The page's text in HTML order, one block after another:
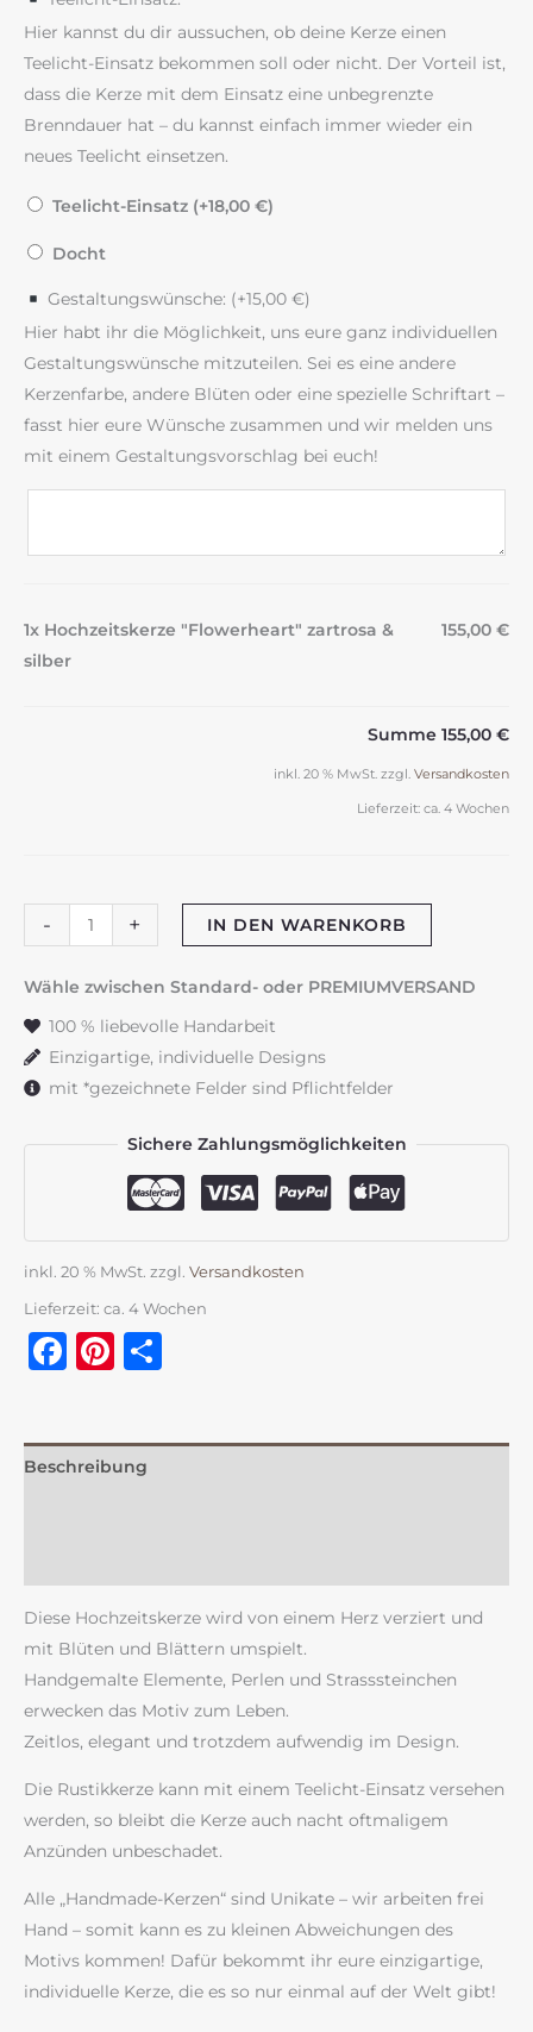
Hier kannst du dir aussuchen, ob deine Kerze einen
Teelicht-Einsatz bekommen soll oder nicht. Der Vorteil ist,
dass die Kerze mit dem Einsatz eine unbegrenzte
Brenndauer hat – du kannst einfach immer wieder ein
neues Teelicht einsetzen.
Teelicht-Einsatz (+18,00 €)
Docht
Gestaltungswünsche: (+15,00 €)
Hier habt ihr die Möglichkeit, uns eure ganz individuellen
Gestaltungswünsche mitzuteilen. Sei es eine andere
Kerzenfarbe, andere Blüten oder eine spezielle Schriftart –
fasst hier eure Wünsche zusammen und wir melden uns
mit einem Gestaltungsvorschlag bei euch!
1x Hochzeitskerze "Flowerheart" zartrosa &
silber
155,00 €
Summe 155,00 €
inkl. 20 % MwSt. zzgl. Versandkosten
Lieferzeit: ca. 4 Wochen
-
Hochzeitskerze
"Flowerheart"
zartrosa
Menge
+ IN DEN WARENKORB
Wähle zwischen Standard- oder PREMIUMVERSAND
100 % liebevolle Handarbeit
Einzigartige, individuelle Designs
mit *gezeichnete Felder sind Pflichtfelder
Sichere Zahlungsmöglichkeiten
inkl. 20 % MwSt. zzgl. Versandkosten
Lieferzeit: ca. 4 Wochen
Facebook
Pinterest
Beschreibung
Diese Hochzeitskerze wird von einem Herz verziert und
mit Blüten und Blättern umspielt.
Handgemalte Elemente, Perlen und Strasssteinchen
erwecken das Motiv zum Leben.
Zeitlos, elegant und trotzdem aufwendig im Design.
Die Rustikkerze kann mit einem Teelicht-Einsatz versehen
werden, so bleibt die Kerze auch nacht oftmaligem
Anzünden unbeschadet.
Alle „Handmade-Kerzen“ sind Unikate – wir arbeiten frei
Hand – somit kann es zu kleinen Abweichungen des
Motivs kommen! Dafür bekommt ihr eure einzigartige,
individuelle Kerze, die es so nur einmal auf der Welt gibt!